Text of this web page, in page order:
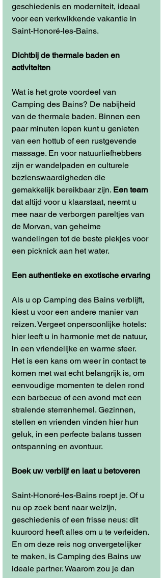
geschiedenis en moderniteit, ideaal
voor een verkwikkende vakantie in
Saint-Honoré-les-Bains.
Dichtbij de thermale baden en
activiteiten
Wat is het grote voordeel van
Camping des Bains? De nabijheid
van de thermale baden. Binnen een
paar minuten lopen kunt u genieten
van een hottub of een rustgevende
massage. En voor natuurliefhebbers
zijn er wandelpaden en culturele
bezienswaardigheden die
gemakkelijk bereikbaar zijn. Een team
dat altijd voor u klaarstaat, neemt u
mee naar de verborgen pareltjes van
de Morvan, van geheime
wandelingen tot de beste plekjes voor
een picknick aan het water.
Een authentieke en exotische ervaring
Als u op Camping des Bains verblijft,
kiest u voor een andere manier van
reizen. Vergeet onpersoonlijke hotels:
hier leeft u in harmonie met de natuur,
in een vriendelijke en warme sfeer.
Het is een kans om weer in contact te
komen met wat echt belangrijk is, om
eenvoudige momenten te delen rond
een barbecue of een avond met een
stralende sterrenhemel. Gezinnen,
stellen en vrienden vinden hier hun
geluk, in een perfecte balans tussen
ontspanning en avontuur.
Boek uw verblijf en laat u betoveren
Saint-Honoré-les-Bains roept je. Of u
nu op zoek bent naar welzijn,
geschiedenis of een frisse neus: dit
kuuroord heeft alles om u te verleiden.
En om deze reis nog onvergetelijker
te maken, is Camping des Bains uw
ideale partner. Waarom zou je dan